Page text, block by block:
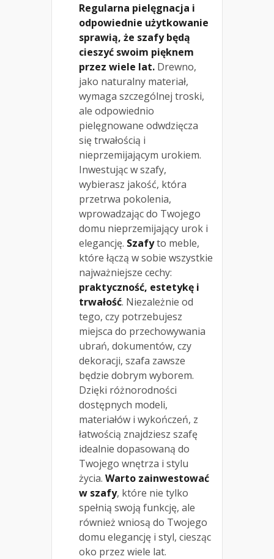
Regularna pielęgnacja i
odpowiednie użytkowanie
sprawią, że szafy będą
cieszyć swoim pięknem
przez wiele lat. Drewno,
jako naturalny materiał,
wymaga szczególnej troski,
ale odpowiednio
pielęgnowane odwdzięcza
się trwałością i
nieprzemijającym urokiem.
Inwestując w szafy,
wybierasz jakość, która
przetrwa pokolenia,
wprowadzając do Twojego
domu nieprzemijający urok i
elegancję. Szafyto meble,
które łączą w sobie wszystkie
najważniejsze cechy:
praktyczność, estetykę i
trwałość. Niezależnie od
tego, czy potrzebujesz
miejsca do przechowywania
ubrań, dokumentów, czy
dekoracji, szafa zawsze
będzie dobrym wyborem.
Dzięki różnorodności
dostępnych modeli,
materiałów i wykończeń, z
łatwością znajdziesz szafę
idealnie dopasowaną do
Twojego wnętrza i stylu
życia. Warto zainwestować
w szafy, które nie tylko
spełnią swoją funkcję, ale
również wniosą do Twojego
domu elegancję i styl, ciesząc
oko przez wiele lat.